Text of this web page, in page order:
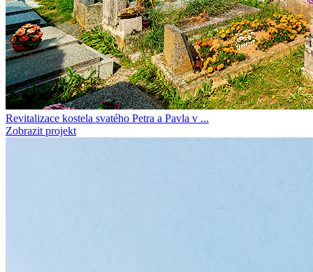
Revitalizace kostela svatého Petra a Pavla v ...
Zobrazit projekt